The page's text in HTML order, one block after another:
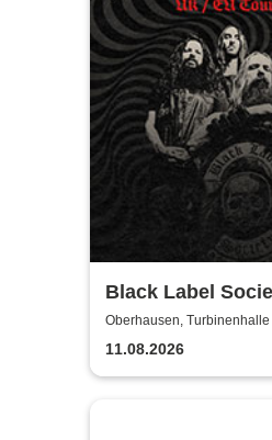
Black Label
TOUR 2026
Oberhausen, Turbinenhalle
11.08.2026